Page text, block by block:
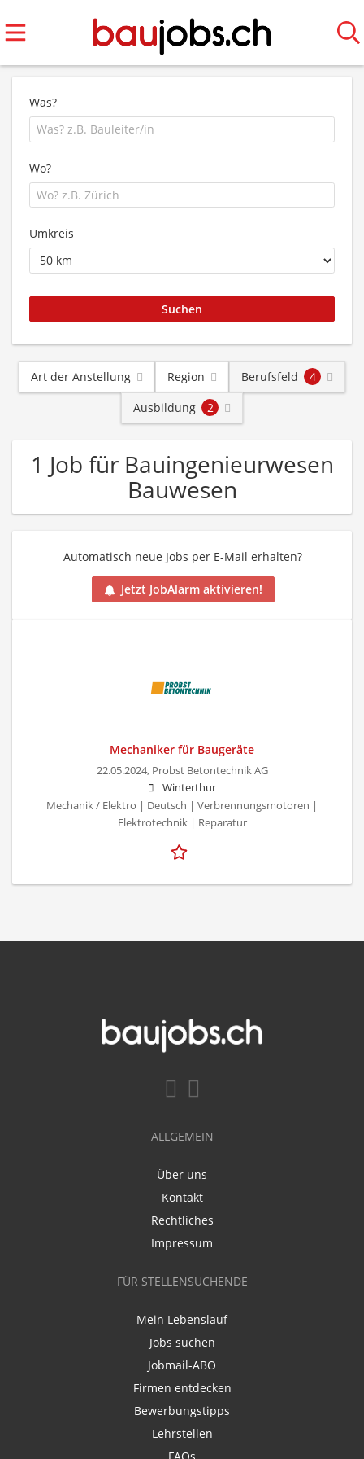
Was?
Wo?
Umkreis
Art der Anstellung Region Berufsfeld
4
Ausbildung
2
1 Job für Bauingenieurwesen
Bauwesen
Automatisch neue Jobs per E-Mail erhalten?
Jetzt JobAlarm aktivieren!
Mechaniker für Baugeräte
22.05.2024, Probst Betontechnik AG
Winterthur
Mechanik / Elektro | Deutsch | Verbrennungsmotoren |
Elektrotechnik | Reparatur
ALLGEMEIN
Über uns
Kontakt
Rechtliches
Impressum
FÜR STELLENSUCHENDE
Mein Lebenslauf
Jobs suchen
Jobmail-ABO
Firmen entdecken
Bewerbungstipps
Lehrstellen